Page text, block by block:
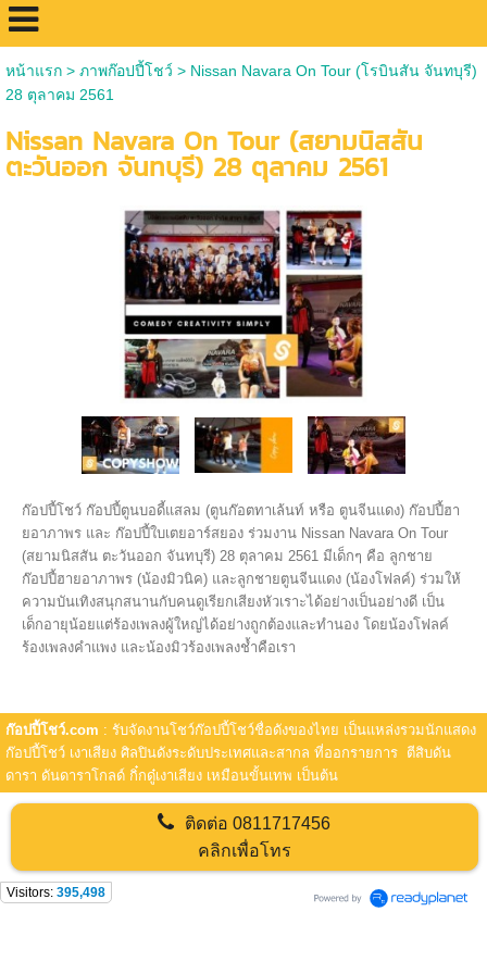
หน้าแรก> ภาพก๊อปปี้โชว์ > Nissan Navara On Tour (โรบินสัน จันทบุรี)
28 ตุลาคม 2561
Nissan Navara On Tour (สยามนิสสัน
ตะวันออก จันทบุรี) 28 ตุลาคม 2561
ก๊อปปี้โชว์ ก๊อปปี้ตูนบอดี้แสลม (ตูนก๊อตทาเล้นท์ หรือ ตูนจีนแดง) ก๊อปปี้ฮา
ยอาภาพร และ ก๊อปปี้ใบเตยอาร์สยอง ร่วมงาน Nissan Navara On Tour
(สยามนิสสัน ตะวันออก จันทบุรี) 28 ตุลาคม 2561 มีเด็กๆ คือ ลูกชาย
ก๊อปปี้ฮายอาภาพร (น้องมิวนิค) และลูกชายตูนจีนแดง (น้องโฟลค์) ร่วมให้
ความบันเทิงสนุกสนานกับคนดูเรียกเสียงหัวเราะได้อย่างเป็นอย่างดี เป็น
เด็กอายุน้อยแต่ร้องเพลงผู้ใหญ่ได้อย่างถูกต้องและทำนอง โดยน้องโฟลค์
ร้องเพลงคำแพง และน้องมิวร้องเพลงช้ำคือเรา
ก๊อปปี้โชว์.com : รับจัดงานโชว์ก๊อปปี้โชว์ชื่อดังของไทย เป็นแหล่งรวมนักแสดง
ก๊อปปี้โชว์ เงาเสียง ศิลปินดังระดับประเทศและสากล ที่ออกรายการ ตีสิบดัน
ดารา ดันดาราโกลด์ กิ๋กดู๋เงาเสียง เหมือนขั้นเทพ เป็นต้น
ติดต่อ0811717456
คลิกเพื่อโทร
Visitors: 395,498